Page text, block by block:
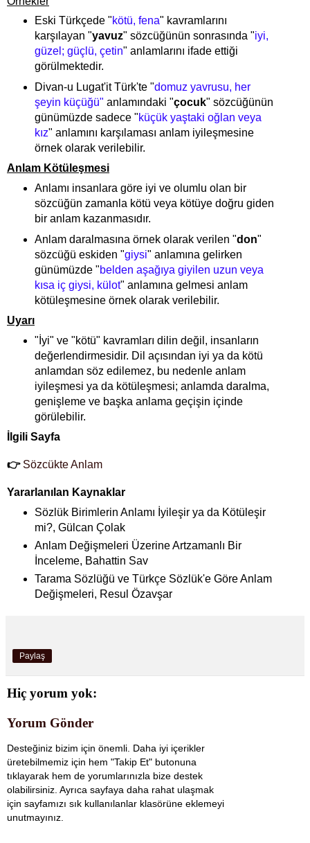
Eski Türkçede "kötü, fena" kavramlarını
karşılayan "yavuz" sözcüğünün sonrasında "iyi,
güzel; güçlü, çetin" anlamlarını ifade ettiği
görülmektedir.
Divan-u Lugat'it Türk'te "domuz yavrusu, her
şeyin küçüğü" anlamındaki "çocuk" sözcüğünün
günümüzde sadece "küçük yaştaki oğlan veya
kız" anlamını karşılaması anlam iyileşmesine
örnek olarak verilebilir.
Anlam Kötüleşmesi
Anlamı insanlara göre iyi ve olumlu olan bir
sözcüğün zamanla kötü veya kötüye doğru giden
bir anlam kazanmasıdır.
Anlam daralmasına örnek olarak verilen "don"
sözcüğü eskiden "giysi" anlamına gelirken
günümüzde "belden aşağıya giyilen uzun veya
kısa iç giysi, külot" anlamına gelmesi anlam
kötüleşmesine örnek olarak verilebilir.
Uyarı
"İyi" ve "kötü" kavramları dilin değil, insanların
değerlendirmesidir. Dil açısından iyi ya da kötü
anlamdan söz edilemez, bu nedenle anlam
iyileşmesi ya da kötüleşmesi; anlamda daralma,
genişleme ve başka anlama geçişin içinde
görülebilir.
İlgili Sayfa
👉 Sözcükte Anlam
Yararlanılan Kaynaklar
Sözlük Birimlerin Anlamı İyileşir ya da Kötüleşir
mi?, Gülcan Çolak
Anlam Değişmeleri Üzerine Artzamanlı Bir
İnceleme, Bahattin Sav
Tarama Sözlüğü ve Türkçe Sözlük'e Göre Anlam
Değişmeleri, Resul Özavşar
Paylaş
Hiç yorum yok:
Yorum Gönder
Desteğiniz bizim için önemli. Daha iyi içerikler
üretebilmemiz için hem "Takip Et" butonuna
tıklayarak hem de yorumlarınızla bize destek
olabilirsiniz. Ayrıca sayfaya daha rahat ulaşmak
için sayfamızı sık kullanılanlar klasörüne eklemeyi
unutmayınız.